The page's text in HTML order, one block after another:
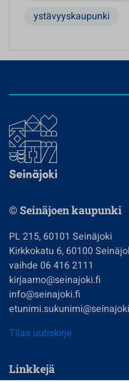
ystävyyskaupunki
© Seinäjoen kaupunki
PL 215, 60101 Seinäjoki
Kirkkokatu 6, 60100
vaihde 06 416 2111
kirjaamo@seinajoki.fi
info@seinajoki.fi
Tilaa uutiskirje
Linkkejä